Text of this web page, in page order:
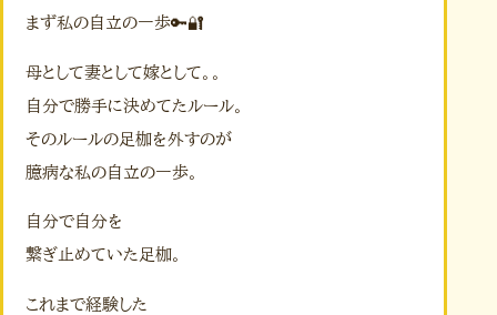
まず私の自立の一歩🔑🔐
母として妻として嫁として。。
自分で勝手に決めてたルール。
そのルールの足枷を外すのが
臆病な私の自立の一歩。
自分で自分を
繋ぎ止めていた足枷。
これまで経験した